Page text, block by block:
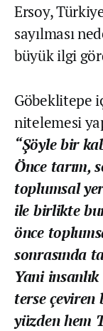
Ersoy,
sayılması
büyük ilgi
Göbeklitepe
nitelemesi
“Şöyle bir
Önce tarım,
toplumsal
ile birlikte
önce
sonrasında
Yani
terse
yüzden hem